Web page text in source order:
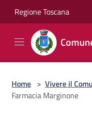
Regione Toscana
Home > Vivere il
Farmacia Marginone